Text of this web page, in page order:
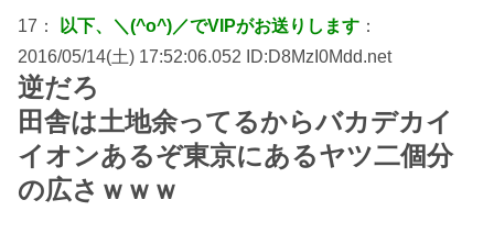
17： 以下、＼(^o^)／でVIPがお送りします ：
2016/05/14(土) 17:52:06.052 ID:D8MzI0Mdd.net
逆だろ
田舎は土地余ってるからバカデカイ
イオンあるぞ東京にあるヤツ二個分
の広さｗｗｗ